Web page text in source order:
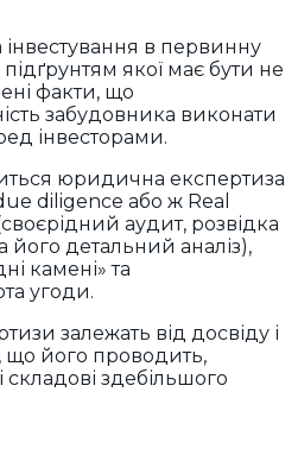
в первинну
підґрунтям якої має бути не
факти, що
забудовника виконати
інвесторами.
юридична експертиза
diligence або ж Real
аудит, розвідка
його детальний аналіз),
камені» та
угоди.
залежать від досвіду і
що його проводить,
складові здебільшого